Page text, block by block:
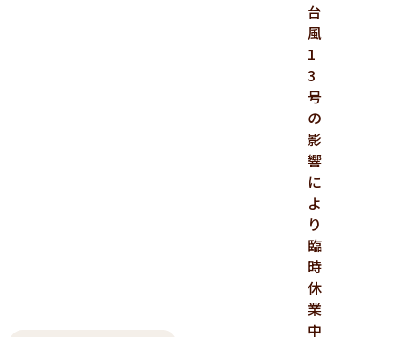
台
風
1
3
号
の
影
響
に
よ
り
臨
時
休
業
中